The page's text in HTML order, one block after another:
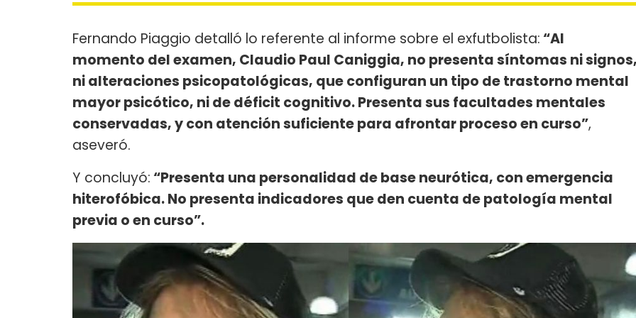
Fernando Piaggio detalló lo referente al informe sobre el exfutbolista: “Al
momento del examen, Claudio Paul Caniggia, no presenta síntomas ni
ni alteraciones psicopatológicas, que configuran un tipo de trastorno mental
mayor psicótico, ni de déficit cognitivo. Presenta sus facultades mentales
conservadas, y con atención suficiente para afrontar proceso en curso”,
aseveró.
Y concluyó: “Presenta una personalidad de base neurótica, con emergencia
hiterofóbica. No presenta indicadores que den cuenta de patología mental
previa o en curso”.